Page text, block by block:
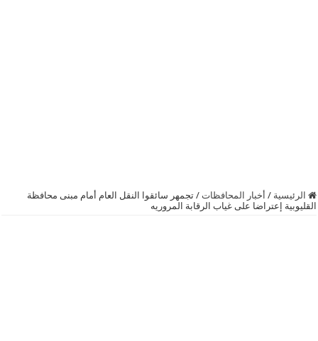
الرئيسية / أخبار المحافظات / تجمهر سائقوا النقل العام أمام مبنى محافظة
القليوبية إعتراضا على غياب الرقابة المروريه